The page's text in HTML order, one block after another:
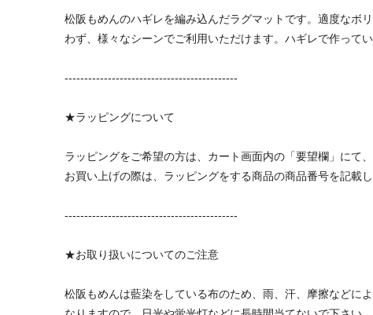
松阪もめんのハギレを編み込んだラグマットです。適度なボ
わず、様々なシーンでご利用いただけます。ハギレで作って
--------------------------------------------
★ラッピングについて
ラッピングをご希望の方は、カート画面内の「要望欄」にて
お買い上げの際は、ラッピングをする商品の商品番号を記載
--------------------------------------------
★お取り扱いについてのご注意
松阪もめんは藍染をしている布のため、雨、汗、摩擦などに